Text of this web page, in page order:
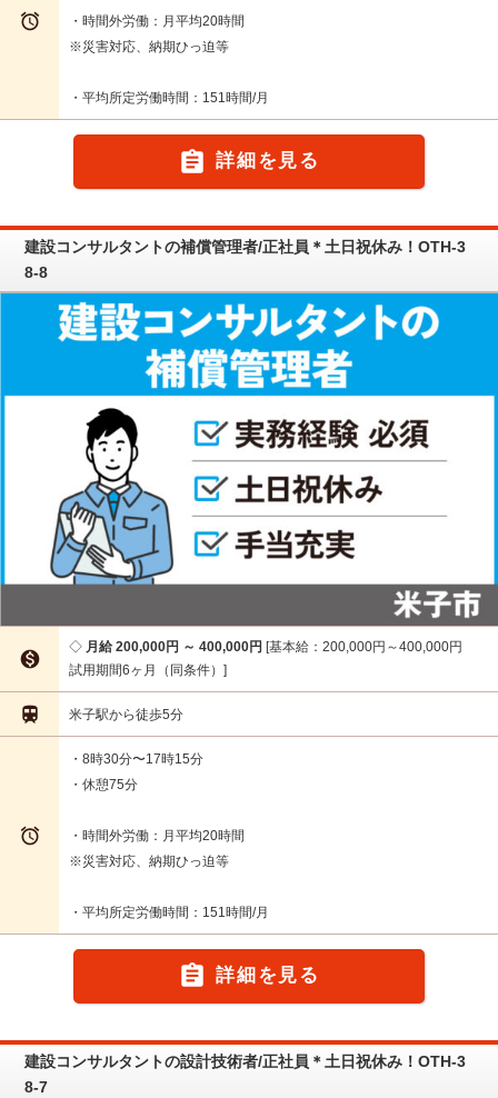

・時間外労働：月平均20時間
※災害対応、納期ひっ迫等
・平均所定労働時間：151時間/月
 詳細を見る
建設コンサルタントの補償管理者/正社員＊土日祝休み！OTH-3
8-8

月給 200,000円 ～ 400,000円 基本給：200,000円～400,000円
試用期間6ヶ月（同条件）
 米子駅から徒歩5分

・8時30分〜17時15分
・休憩75分
・時間外労働：月平均20時間
※災害対応、納期ひっ迫等
・平均所定労働時間：151時間/月
 詳細を見る
建設コンサルタントの設計技術者/正社員＊土日祝休み！OTH-3
8-7